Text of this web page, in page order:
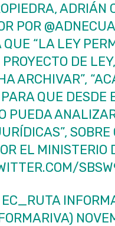
, ADRIÁN
POR
QUE “LA LEY
DE
ARCHIVAR”,
QUE DESDE
PUEDA
SOBRE
EL MINISTERIO